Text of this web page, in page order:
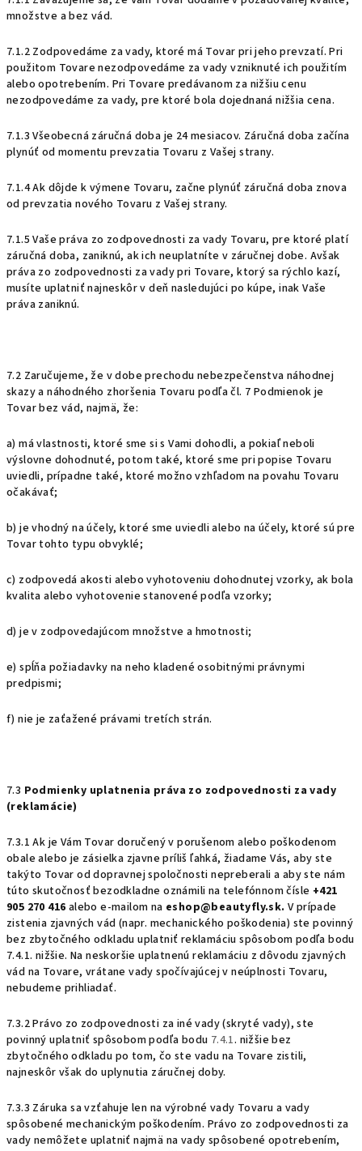
množstve a bez vád.
7.1.2 Zodpovedáme za vady, ktoré má Tovar pri jeho prevzatí. Pri
použitom Tovare nezodpovedáme za vady vzniknuté ich použitím
alebo opotrebením. Pri Tovare predávanom za nižšiu cenu
nezodpovedáme za vady, pre ktoré bola dojednaná nižšia cena.
7.1.3 Všeobecná záručná doba je 24 mesiacov. Záručná doba začína
plynúť od momentu prevzatia Tovaru z Vašej strany.
7.1.4 Ak dôjde k výmene Tovaru, začne plynúť záručná doba znova
od prevzatia nového Tovaru z Vašej strany.
7.1.5 Vaše práva zo zodpovednosti za vady Tovaru, pre ktoré platí
záručná doba, zaniknú, ak ich neuplatníte v záručnej dobe. Avšak
práva zo zodpovednosti za vady pri Tovare, ktorý sa rýchlo kazí,
musíte uplatniť najneskôr v deň nasledujúci po kúpe, inak Vaše
práva zaniknú.
7.2 Zaručujeme, že v dobe prechodu nebezpečenstva náhodnej
skazy a náhodného zhoršenia Tovaru podľa čl. 7 Podmienok je
Tovar bez vád, najmä, že:
a) má vlastnosti, ktoré sme si s Vami dohodli, a pokiaľ neboli
výslovne dohodnuté, potom také, ktoré sme pri popise Tovaru
uviedli, prípadne také, ktoré možno vzhľadom na povahu Tovaru
očakávať;
b) je vhodný na účely, ktoré sme uviedli alebo na účely, ktoré sú pre
Tovar tohto typu obvyklé;
c) zodpovedá akosti alebo vyhotoveniu dohodnutej vzorky, ak bola
kvalita alebo vyhotovenie stanovené podľa vzorky;
d) je v zodpovedajúcom množstve a hmotnosti;
e) spĺňa požiadavky na neho kladené osobitnými právnymi
predpismi;
f) nie je zaťažené právami tretích strán.
7.3 Podmienky uplatnenia práva zo zodpovednosti za vady
(reklamácie)
7.3.1 Ak je Vám Tovar doručený v porušenom alebo poškodenom
obale alebo je zásielka zjavne príliš ľahká, žiadame Vás, aby ste
takýto Tovar od dopravnej spoločnosti nepreberali a aby ste nám
túto skutočnosť bezodkladne oznámili na telefónnom čísle +421
905 270 416 alebo e-mailom na eshop@beautyfly.sk.V prípade
zistenia zjavných vád (napr. mechanického poškodenia) ste povinný
bez zbytočného odkladu uplatniť reklamáciu spôsobom podľa bodu
7.4.1. nižšie. Na neskoršie uplatnenú reklamáciu z dôvodu zjavných
vád na Tovare, vrátane vady spočívajúcej v neúplnosti Tovaru,
nebudeme prihliadať.
7.3.2 Právo zo zodpovednosti za iné vady (skryté vady), ste
povinný uplatniť spôsobom podľa bodu 7.4.1. nižšie bez
zbytočného odkladu po tom, čo ste vadu na Tovare zistili,
najneskôr však do uplynutia záručnej doby.
7.3.3 Záruka sa vzťahuje len na výrobné vady Tovaru a vady
spôsobené mechanickým poškodením. Právo zo zodpovednosti za
vady nemôžete uplatniť najmä na vady spôsobené opotrebením,